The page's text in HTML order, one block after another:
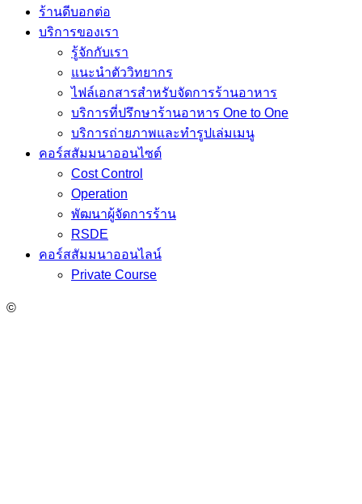
ร้านดีบอกต่อ
บริการของเรา
รู้จักกับเรา
แนะนำตัววิทยากร
ไฟล์เอกสารสำหรับจัดการร้านอาหาร
บริการที่ปรึกษาร้านอาหาร One to One
บริการถ่ายภาพและทำรูปเล่มเมนู
คอร์สสัมมนาออนไซต์
Cost Control
Operation
พัฒนาผู้จัดการร้าน
RSDE
คอร์สสัมมนาออนไลน์
Private Course
©